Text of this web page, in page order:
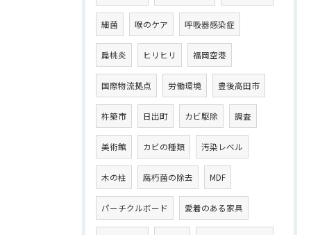
細菌 喉のケア 呼吸器感染症
扁桃炎 ヒリヒリ 福岡空港
国際物流拠点 労働環境 豊後高田市
杵築市 日出町 カビ駆除 調査
美術館 カビの種類 汚染レベル
木の柱 腐朽菌の除去 MDF
パーチクルボード 愛着のある家具